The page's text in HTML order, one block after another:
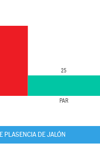
PAR
25
PLASENCIA DE JALÓN